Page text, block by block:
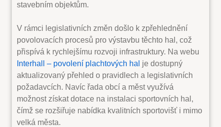
stavebním objektům.
V rámci legislativních změn došlo k zpřehlednění
povolovacích procesů pro výstavbu těchto hal, což
přispívá k rychlejšímu rozvoji infrastruktury. Na webu
Interhall – povolení plachtových hal je dostupný
aktualizovaný přehled o pravidlech a legislativních
požadavcích. Navíc řada obcí a měst využívá
možnost získat dotace na instalaci sportovních hal,
čímž se rozšiřuje nabídka kvalitních sportovišť i mimo
velká města.